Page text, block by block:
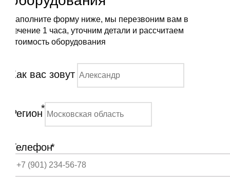
Заполните форму ниже, мы перезвоним вам в
течение 1 часа, уточним детали и рассчитаем
стоимость оборудования
Как вас зовут
Регион*
Телефон*